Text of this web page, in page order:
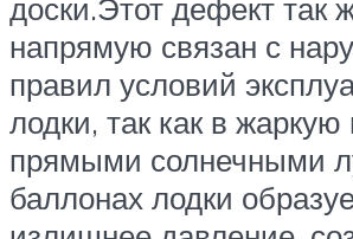
доски.Этот дефект так
напрямую связан с
правил условий
лодки, так как в жаркую
прямыми солнечными
баллонах лодки